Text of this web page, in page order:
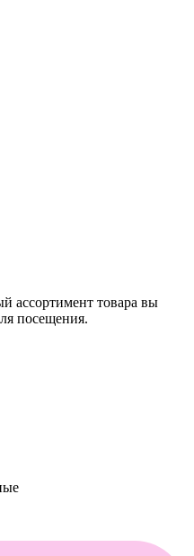
ассортимент товара вы
посещения.